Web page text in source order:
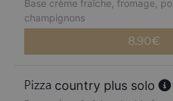
Base crème fraîche, fromage,
champignons
8.90€
country plus solo